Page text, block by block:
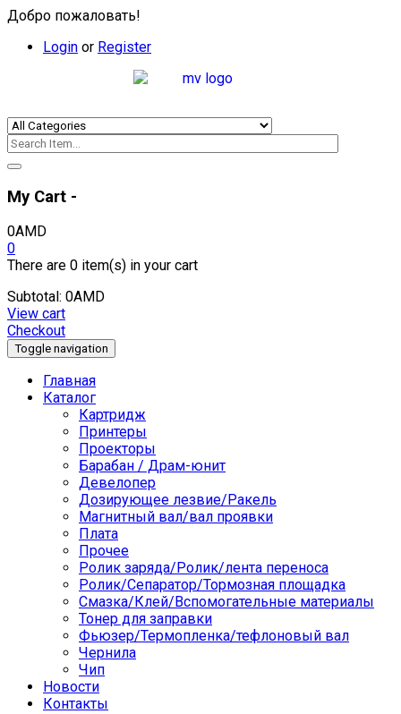
Добро пожаловать!
Login or Register
My Cart -
0AMD
0
There are 0 item(s) in your cart
Subtotal: 0AMD
View cart
Checkout
Toggle navigation
Главная
Каталог
Картридж
Принтеры
Проекторы
Барабан / Драм-юнит
Девелопер
Дозирующее лезвие/Ракель
Магнитный вал/вал проявки
Плата
Прочее
Ролик заряда/Ролик/лента переноса
Ролик/Сепаратор/Тормозная площадка
Смазка/Клей/Вспомогательные материалы
Тонер для заправки
Фьюзер/Термопленка/тефлоновый вал
Чернила
Чип
Новости
Контакты